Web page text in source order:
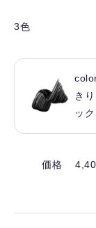
3色
き
ック
価格